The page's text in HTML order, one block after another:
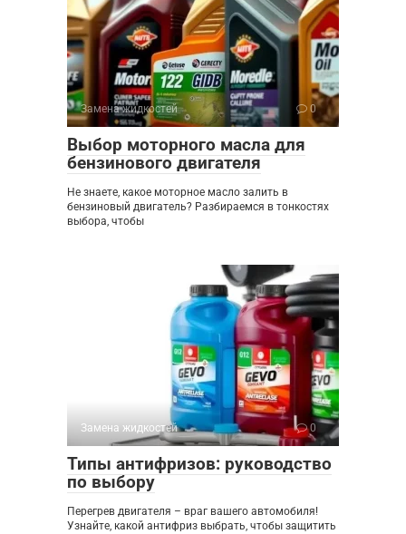
Замена жидкостей 0
Выбор моторного масла для
бензинового двигателя
Не знаете, какое моторное масло залить в
бензиновый двигатель? Разбираемся в тонкостях
выбора, чтобы
Замена жидкостей 0
Типы антифризов: руководство
по выбору
Перегрев двигателя – враг вашего автомобиля!
Узнайте, какой антифриз выбрать, чтобы защитить